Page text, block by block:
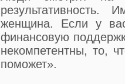
женщина. Если у
финансовую
некомпетентны, то,
поможет».